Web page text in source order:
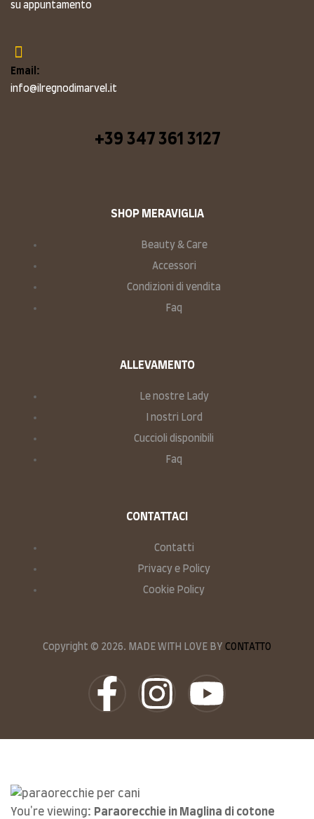
su appuntamento
Email:
info@ilregnodimarvel.it
+39 347 361 3127
SHOP MERAVIGLIA
Beauty & Care
Accessori
Condizioni di vendita
Faq
ALLEVAMENTO
Le nostre Lady
I nostri Lord
Cuccioli disponibili
Faq
CONTATTACI
Contatti
Privacy e Policy
Cookie Policy
Copyright © 2026. MADE WITH LOVE BY CONTATTO
You're viewing: Paraorecchie in Maglina di cotone